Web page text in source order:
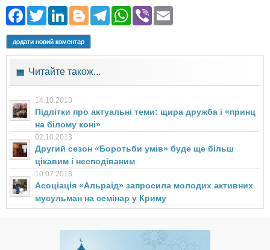
Facebook
Twitter
LinkedIn
Blogger
Telegram
WhatsApp
Viber
додати новий коментар
Читайте також...
14.10.2013
Підлітки про актуальні теми: щира дружба і «принц
на білому коні»
02.10.2013
Другий сезон «Боротьби умів» буде ще більш
цікавим і несподіваним
10.07.2013
Асоціація «Альраід» запросила молодих активних
мусульман на семінар у Криму